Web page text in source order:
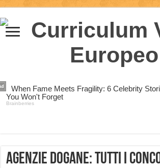
Agenzie dogane: tutti i